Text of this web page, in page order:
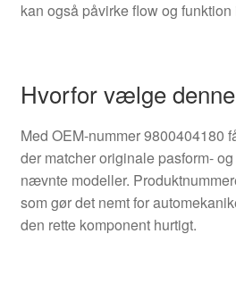
kan også påvirke flow og
Hvorfor vælge
Med OEM-nummer 9800404180
der matcher originale pasform-
nævnte modeller.
som gør det nemt for
den rette komponent hurtigt.